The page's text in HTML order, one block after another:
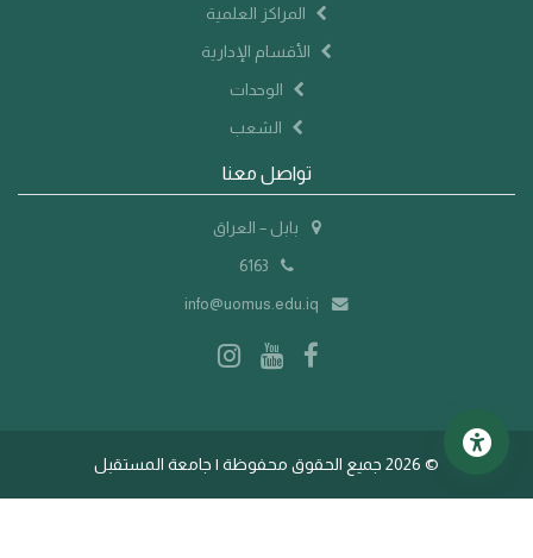
المراكز العلمية
الأقسام الإدارية
الوحدات
الشعب
تواصل معنا
بابل – العراق
info@uomus.edu.iq
© 2026 جميع الحقوق محفوظة | جامعة المستقبل